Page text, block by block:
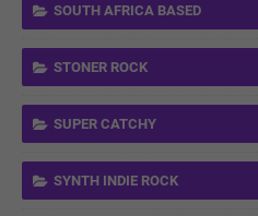
SOUTH AFRICA BASED
STONER ROCK
SUPER CATCHY
SYNTH INDIE ROCK